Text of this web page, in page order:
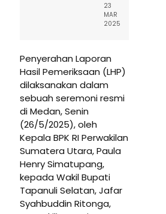
23
MAR
2025
Penyerahan Laporan
Hasil Pemeriksaan (LHP)
dilaksanakan dalam
sebuah seremoni resmi
di Medan, Senin
(26/5/2025), oleh
Kepala BPK RI Perwakilan
Sumatera Utara, Paula
Henry Simatupang,
kepada Wakil Bupati
Tapanuli Selatan, Jafar
Syahbuddin Ritonga,